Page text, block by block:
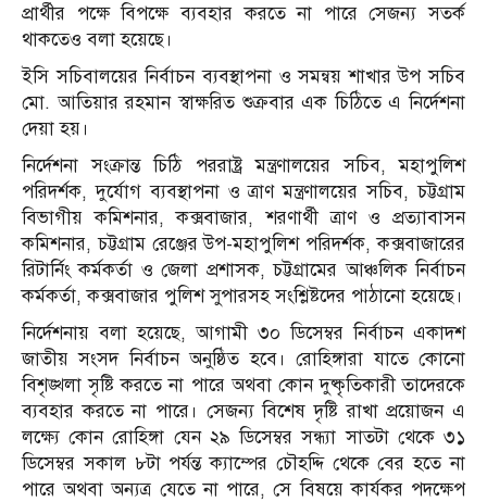
প্রার্থীর পক্ষে বিপক্ষে ব্যবহার করতে না পারে সেজন্য সতর্ক
থাকতেও বলা হয়েছে।
ইসি সচিবালয়ের নির্বাচন ব্যবস্থাপনা ও সমন্বয় শাখার উপ সচিব
মো. আতিয়ার রহমান স্বাক্ষরিত শুক্রবার এক চিঠিতে এ নির্দেশনা
দেয়া হয়।
নির্দেশনা সংক্রান্ত চিঠি পররাষ্ট্র মন্ত্রণালয়ের সচিব, মহাপুলিশ
পরিদর্শক, দুর্যোগ ব্যবস্থাপনা ও ত্রাণ মন্ত্রণালয়ের সচিব, চট্টগ্রাম
বিভাগীয় কমিশনার, কক্সবাজার, শরণার্থী ত্রাণ ও প্রত্যাবাসন
কমিশনার, চট্টগ্রাম রেঞ্জের উপ-মহাপুলিশ পরিদর্শক, কক্সবাজারের
রিটার্নিং কর্মকর্তা ও জেলা প্রশাসক, চট্টগ্রামের আঞ্চলিক নির্বাচন
কর্মকর্তা, কক্সবাজার পুলিশ সুপারসহ সংশ্লিষ্টদের পাঠানো হয়েছে।
নির্দেশনায় বলা হয়েছে, আগামী ৩০ ডিসেম্বর নির্বাচন একাদশ
জাতীয় সংসদ নির্বাচন অনুষ্ঠিত হবে। রোহিঙ্গারা যাতে কোনো
বিশৃঙ্খলা সৃষ্টি করতে না পারে অথবা কোন দুষ্কৃতিকারী তাদেরকে
ব্যবহার করতে না পারে। সেজন্য বিশেষ দৃষ্টি রাখা প্রয়োজন এ
লক্ষ্যে কোন রোহিঙ্গা যেন ২৯ ডিসেম্বর সন্ধ্যা সাতটা থেকে ৩১
ডিসেম্বর সকাল ৮টা পর্যন্ত ক্যাম্পের চৌহদ্দি থেকে বের হতে না
পারে অথবা অন্যত্র যেতে না পারে, সে বিষয়ে কার্যকর পদক্ষেপ